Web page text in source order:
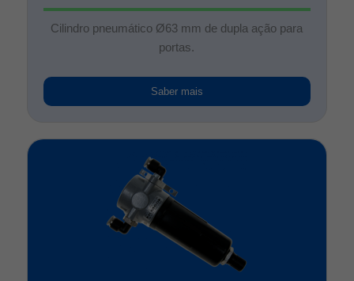
Cilindro pneumático Ø63 mm de dupla ação para
portas.
Saber mais